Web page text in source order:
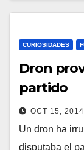
CURIOSIDADES
Dron
partido
OCT 15, 2014
Un dron ha
disputaba el